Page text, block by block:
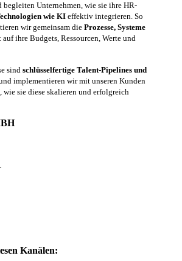
begleiten Unternehmen, wie sie ihre HR-
wie KI effektiv integrieren. So
wir gemeinsam die Prozesse, Systeme
auf ihre Budgets, Ressourcen, Werte und
sind schlüsselfertige Talent-Pipelines und
implementieren wir mit unseren Kunden
wie sie diese skalieren und erfolgreich
Kanälen: